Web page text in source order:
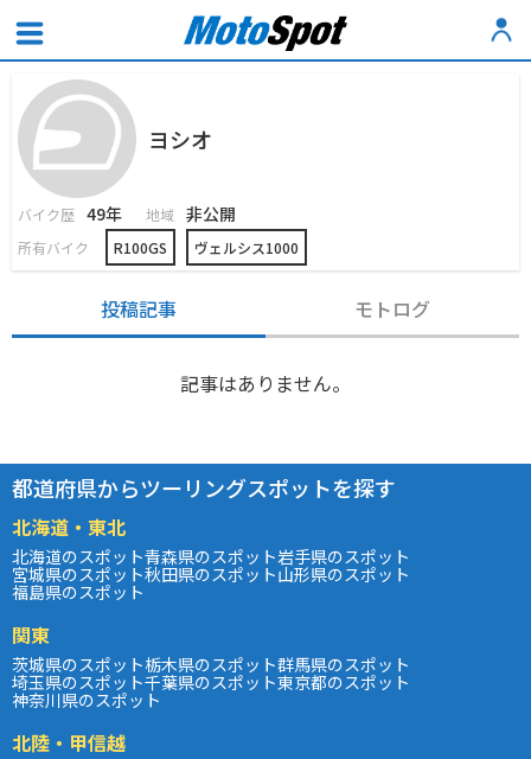
ヨシオ
バイク歴 49年 地域 非公開
所有バイク R100GS ヴェルシス1000
投稿記事 モトログ
記事はありません。
都道府県からツーリングスポットを探す
北海道・東北
北海道のスポット青森県のスポット岩手県のスポット
宮城県のスポット秋田県のスポット山形県のスポット
福島県のスポット
関東
茨城県のスポット栃木県のスポット群馬県のスポット
埼玉県のスポット千葉県のスポット東京都のスポット
神奈川県のスポット
北陸・甲信越